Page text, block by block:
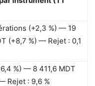
(+2,3 %) — 19
(+8,7 %) — Rejet : 0,1
%) — 8 411,6 MDT
Rejet : 9,6 %